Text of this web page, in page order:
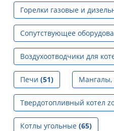
Горелки газовые и
Сопутствующее
Воздухоотводчики для
Печи (51)
Твердотопливный котел
Котлы угольные (65)